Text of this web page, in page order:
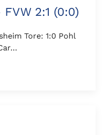
2:1 (0:0)
Tore: 1:0 Pohl